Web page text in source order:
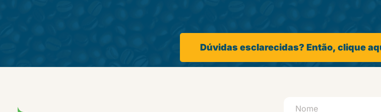
Dúvidas esclarecidas? Então, clique